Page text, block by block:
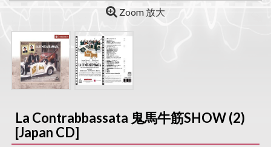
Zoom 放大
La Contrabbassata 鬼馬牛筋SHOW (2)
[Japan CD]